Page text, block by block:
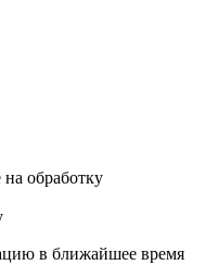
на обработку
в ближайшее время